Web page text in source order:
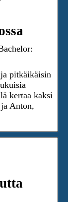
pitkäikäisin
kertaa kaksi
Anton,